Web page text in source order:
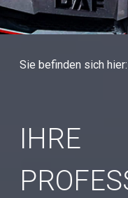
Sie befinden sich hier:
IHRE